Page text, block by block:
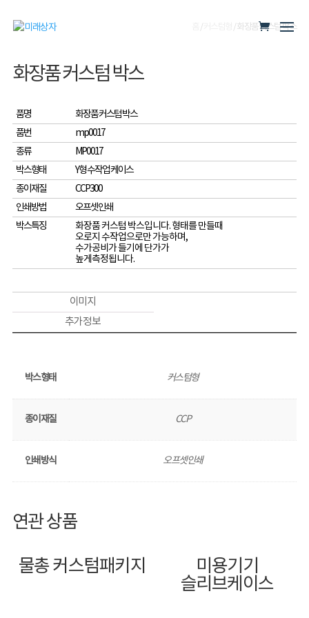
/ / 화장품 커스텀 박스
화장품 커스텀 박스
품명
화장품 커스텀 박스
품번
mp0017
종류
MP0017
박스형태
Y형 수작업 케이스
종이재질
CCP300
인쇄방법
오프셋인쇄
박스특징
화장품 커스텀 박스입니다. 형태를 만들때
오로지 수작업으로만 가능하며,
수가공비가 들기에 단가가
높게측정됩니다.
이미지
추가 정보
박스형태 커스텀형
종이재질 CCP
인쇄방식 오프셋인쇄
연관 상품
물총 커스텀패키지
미용기기
슬리브케이스